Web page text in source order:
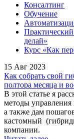
Консалтинг
Обучение
делай»
Курс «Как
15 Авг 2023
Как собрать свой
полтора месяца и
В этой статье я
методы
а также дам
кастомный
компании.